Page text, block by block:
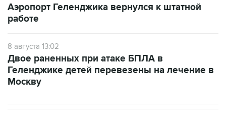
Аэропорт Геленджика вернулся к штатной
работе
8 августа 13:02
Двое раненных при атаке БПЛА в
Геленджике детей перевезены на лечение в
Москву